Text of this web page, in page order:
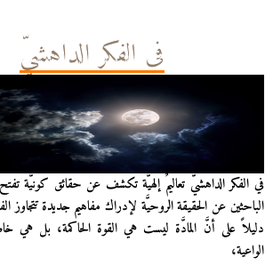
في الفكر الداهشيّ
في الفكر الداهشيّ تعاليمٌ إلهيَّة تكشف عن حقائق كونيَّة
الباحثين عن الحقيقة الروحيَّة لإدراك مفاهيم جديدة تتجاوز
دليلاً على أنَّ المادَّة ليست هي القوة الحاكمة، بل هي
الواعية،